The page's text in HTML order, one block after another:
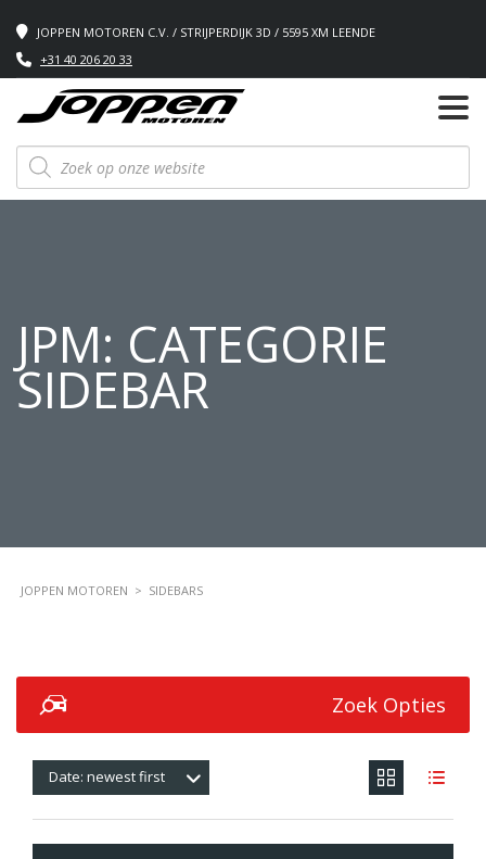
JOPPEN MOTOREN C.V. / STRIJPERDIJK 3D / 5595 XM LEENDE
+31 40 206 20 33
Producten
zoeken
JPM: CATEGORIE
SIDEBAR
JOPPEN MOTOREN > SIDEBARS
Zoek Opties
Date: newest first
$43 600